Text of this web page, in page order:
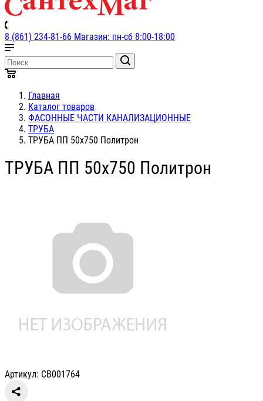
8 (861) 234-81-66 Магазин: пн-сб 8:00-18:00
Главная
Каталог товаров
ФАСОННЫЕ ЧАСТИ КАНАЛИЗАЦИОННЫЕ
ТРУБА
ТРУБА ПП 50х750 Политрон
ТРУБА ПП 50х750 Политрон
Артикул: СВ001764